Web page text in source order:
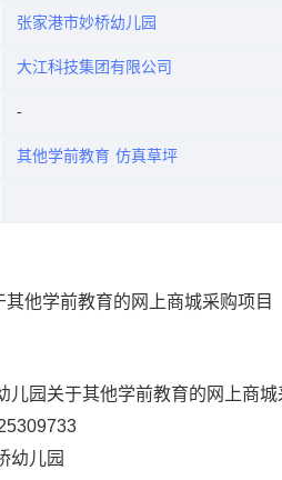
张家港市妙桥幼儿园
大江科技集团有限公司
其他学前教育 仿真草坪
他学前教育的网上商城采购项目
儿园关于其他学前教育的网上商
幼儿园